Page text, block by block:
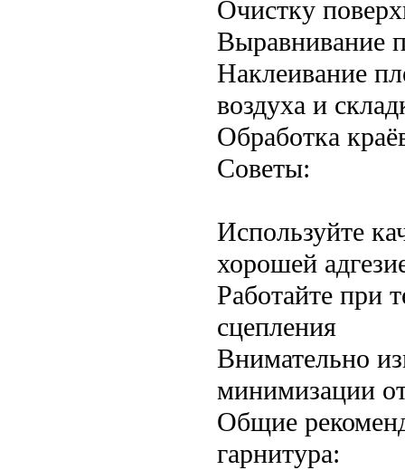
Очистку
Выравнивание
Наклеивание
воздуха и
Обработка
Советы:
Используйте
хорошей
Работайте при
сцепления
Внимательно
минимизации
Общие
гарнитура: